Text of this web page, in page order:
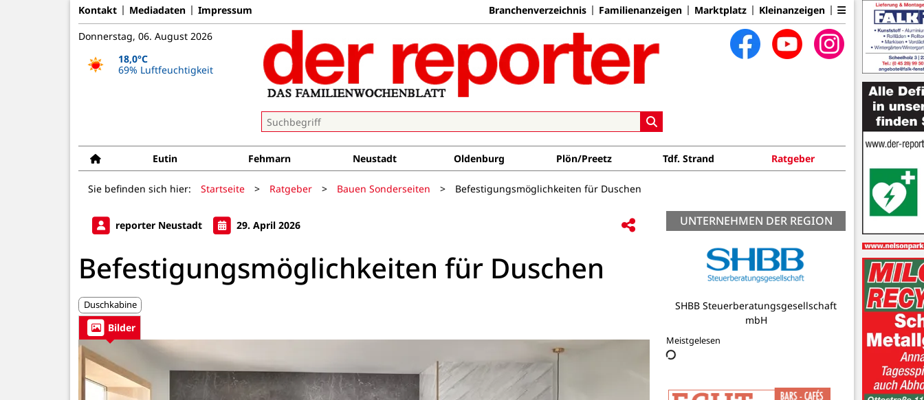
Kontakt Mediadaten Impressum Branchenverzeichnis Familienanzeigen Marktplatz Kleinanzeigen
Donnerstag, 06. August 2026
18,0°C
69% Luftfeuchtigkeit
Eutin Fehmarn Neustadt Oldenburg Plön/Preetz Tdf. Strand Ratgeber
Sie befinden sich hier: Startseite > Ratgeber > Bauen Sonderseiten > Befestigungsmöglichkeiten für Duschen
reporter Neustadt 29. April 2026
Befestigungsmöglichkeiten für Duschen
Duschkabine
Bilder
UNTERNEHMEN DER REGION
Meistgelesen